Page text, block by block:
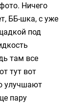
Ничего
ББ-шка, с уже
под
там все
тут вот
улучшают
пару